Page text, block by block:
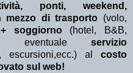
ponti, weekend,
mezzo di trasporto (volo,
+ soggiorno(hotel, B&B,
+ eventuale servizio
escursioni,ecc.) al costo
sul web!